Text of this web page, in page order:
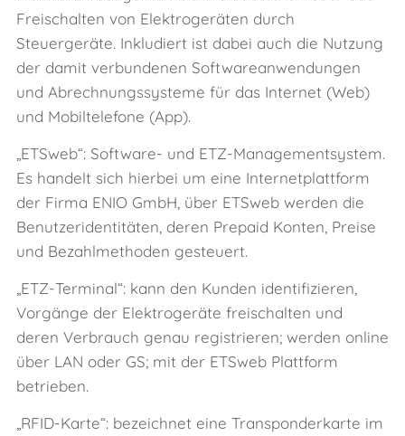
Freischalten von Elektrogeräten durch
Steuergeräte. Inkludiert ist dabei auch die Nutzung
der damit verbundenen Softwareanwendungen
und Abrechnungssysteme für das Internet (Web)
und Mobiltelefone (App).
„ETSweb“: Software- und ETZ-Managementsystem.
Es handelt sich hierbei um eine Internetplattform
der Firma ENIO GmbH, über ETSweb werden die
Benutzeridentitäten, deren Prepaid Konten, Preise
und Bezahlmethoden gesteuert.
„ETZ-Terminal“: kann den Kunden identifizieren,
Vorgänge der Elektrogeräte freischalten und
deren Verbrauch genau registrieren; werden online
über LAN oder GS; mit der ETSweb Plattform
betrieben.
„RFID-Karte“: bezeichnet eine Transponderkarte im